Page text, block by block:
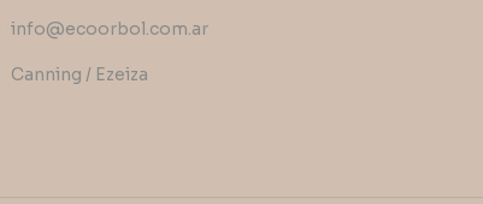
info@ecoorbol.com.ar
Canning / Ezeiza